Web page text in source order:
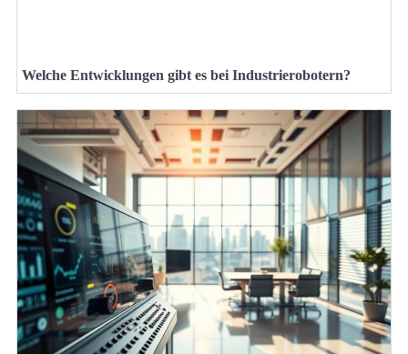
Welche Entwicklungen gibt es bei Industrierobotern?